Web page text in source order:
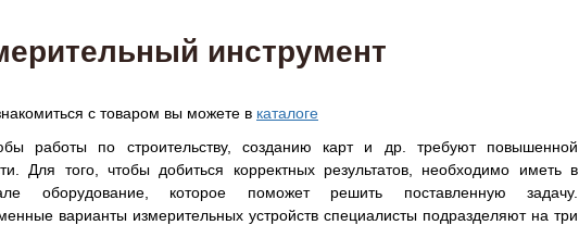
инструмент
с товаром вы можете в каталоге
работы по строительству, созданию карт и др. требуют повышенной
Для того, чтобы добиться корректных результатов, необходимо иметь в
оборудование, которое поможет решить поставленную задачу.
варианты измерительных устройств специалисты подразделяют на три